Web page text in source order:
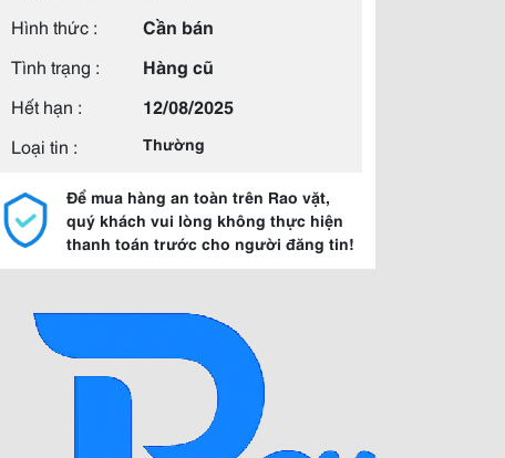
Hình thức :
Cần bán
Tình trạng :
Hàng cũ
Hết hạn :
12/08/2025
Loại tin :
Thường
Để mua hàng an toàn trên Rao vặt,
quý khách vui lòng không thực hiện
thanh toán trước cho người đăng tin!